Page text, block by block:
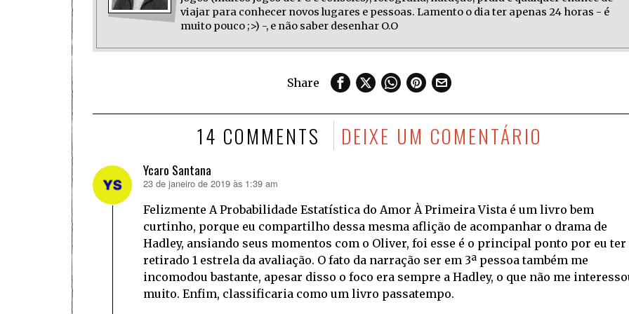
viajar para conhecer novos lugares e pessoas. Lamento o dia ter apenas 24 horas - é
muito pouco ;>) -, e não saber desenhar O.O
Share
14 COMMENTS DEIXE UM COMENTÁRIO
Ycaro Santana
disse:
23 de janeiro de 2019 às 1:39 am
Felizmente A Probabilidade Estatística do Amor À Primeira Vista é um livro bem
curtinho, porque eu compartilho dessa mesma aflição de acompanhar o drama de
Hadley, ansiando seus momentos com o Oliver, foi esse é o principal ponto por eu ter
retirado 1 estrela da avaliação. O fato da narração ser em 3ª pessoa também me
incomodou bastante, apesar disso o foco era sempre a Hadley, o que não me
muito. Enfim, classificaria como um livro passatempo.